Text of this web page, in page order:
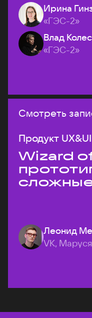
Ирина
«ГЭС-2»
Влад
«ГЭС-2»
Смотреть
Продукт UX&UI
Wizard
Леонид
VK, Маруся